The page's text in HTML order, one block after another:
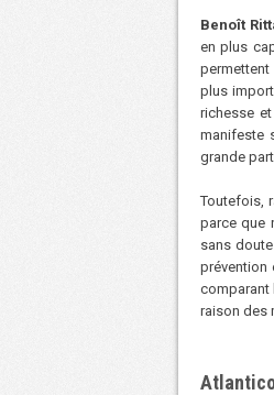
Benoît
en plus
permettent
plus
richesse
manifeste
grande
Toutefois,
parce que
sans
prévention
comparant
raison des